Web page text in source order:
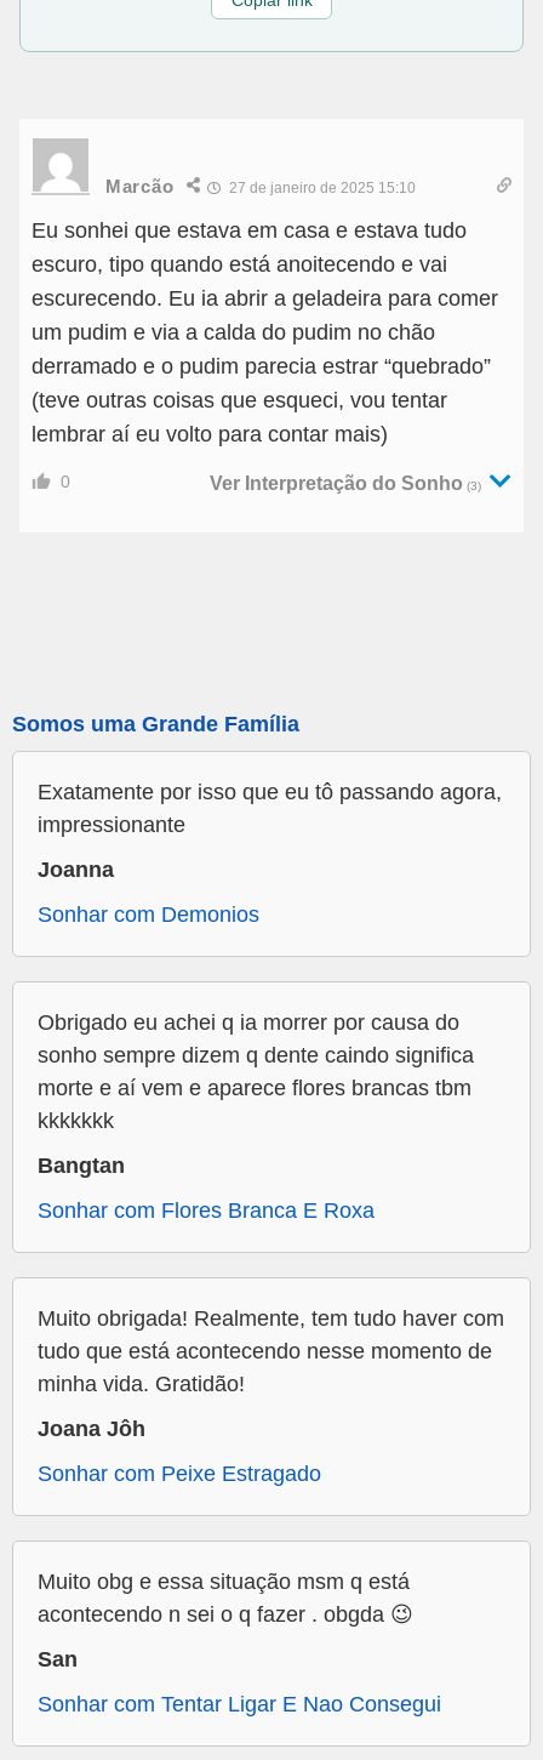
Marcão 27 de janeiro de 2025 15:10
Eu sonhei que estava em casa e estava tudo
escuro, tipo quando está anoitecendo e vai
escurecendo. Eu ia abrir a geladeira para comer
um pudim e via a calda do pudim no chão
derramado e o pudim parecia estrar “quebrado”
(teve outras coisas que esqueci, vou tentar
lembrar aí eu volto para contar mais)
0 Ver Interpretação do Sonho (3)
Somos uma Grande Família
Exatamente por isso que eu tô passando agora,
impressionante
Joanna
Sonhar com Demonios
Obrigado eu achei q ia morrer por causa do
sonho sempre dizem q dente caindo significa
morte e aí vem e aparece flores brancas tbm
kkkkkkk
Bangtan
Sonhar com Flores Branca E Roxa
Muito obrigada! Realmente, tem tudo haver com
tudo que está acontecendo nesse momento de
minha vida. Gratidão!
Joana Jôh
Sonhar com Peixe Estragado
Muito obg e essa situação msm q está
acontecendo n sei o q fazer . obgda 😉
San
Sonhar com Tentar Ligar E Nao Consegui